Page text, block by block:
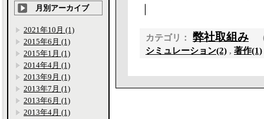
カテゴリ： 弊社取組み
シミュレーション(2) , 著作(1)
月別アーカイブ
2021年10月 (1)
2015年6月 (1)
2015年1月 (1)
2014年4月 (1)
2013年9月 (1)
2013年7月 (1)
2013年6月 (1)
2013年4月 (1)